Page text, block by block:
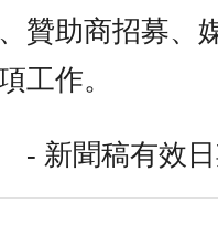
贊助商招募、
工作。
- 新聞稿有效